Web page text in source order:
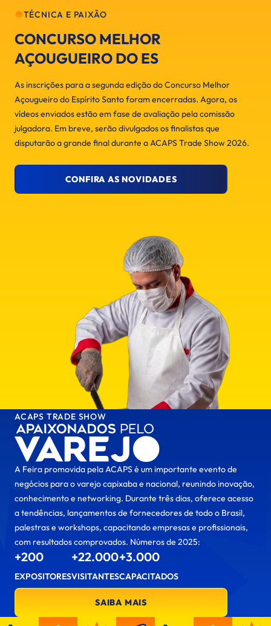
TÉCNICA E PAIXÃO
CONCURSO MELHOR
AÇOUGUEIRO DO ES
As inscrições para a segunda edição do Concurso Melhor
Açougueiro do Espírito Santo foram encerradas. Agora, os
vídeos enviados estão em fase de avaliação pela comissão
julgadora. Em breve, serão divulgados os finalistas que
disputarão a grande final durante a ACAPS Trade Show 2026.
CONFIRA AS NOVIDADES
ACAPS TRADE SHOW
A Feira promovida pela ACAPS é um importante evento de
negócios para o varejo capixaba e nacional, reunindo inovação,
conhecimento e networking. Durante três dias, oferece acesso
a tendências, lançamentos de fornecedores de todo o Brasil,
palestras e workshops, capacitando empresas e profissionais,
com resultados comprovados. Números de 2025:
+200
EXPOSITORES
+22.000
VISITANTES
+3.000
CAPACITADOS
SAIBA MAIS